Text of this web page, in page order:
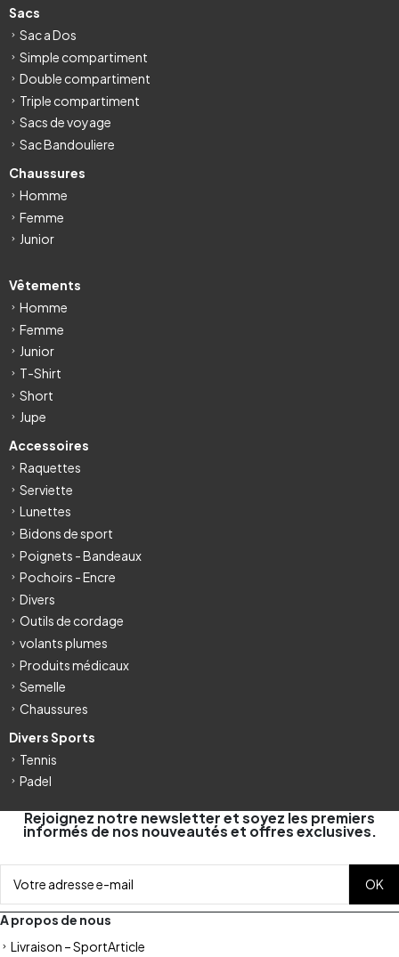
Sacs
Sac a Dos
Simple compartiment
Double compartiment
Triple compartiment
Sacs de voyage
Sac Bandouliere
Chaussures
Homme
Femme
Junior
Vêtements
Homme
Femme
Junior
T-Shirt
Short
Jupe
Accessoires
Raquettes
Serviette
Lunettes
Bidons de sport
Poignets - Bandeaux
Pochoirs - Encre
Divers
Outils de cordage
volants plumes
Produits médicaux
Semelle
Chaussures
Divers Sports
Tennis
Padel
Rejoignez notre newsletter et soyez les premiers
informés de nos nouveautés et offres exclusives.
A propos de nous
Livraison – SportArticle